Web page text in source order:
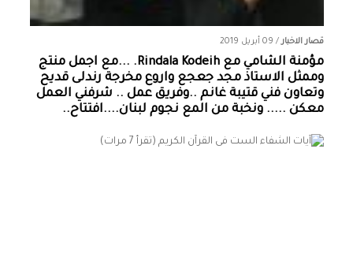
قصار الاخبار/ 09 أبريل 2019
مؤمنة الشامي‏ مع ‏‎Rindala Kodeih‎‏. ...مع اجمل منتج
وممثل الاستاذ مجد جعجع واروع مخرجة رندلى قديح
وتعاون فني قتيبة غانم ..وفريق عمل .. شرفني العمل
معكن ..... ونخبة من المع نجوم لبنان....افتتاح..